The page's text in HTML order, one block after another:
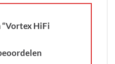
“Vortex HiFi